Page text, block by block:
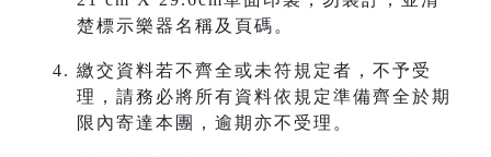
楚標示樂器名稱及頁碼。
繳交資料若不齊全或未符規定者，不予受
理，請務必將所有資料依規定準備齊全於期
限內寄達本團，逾期亦不受理。